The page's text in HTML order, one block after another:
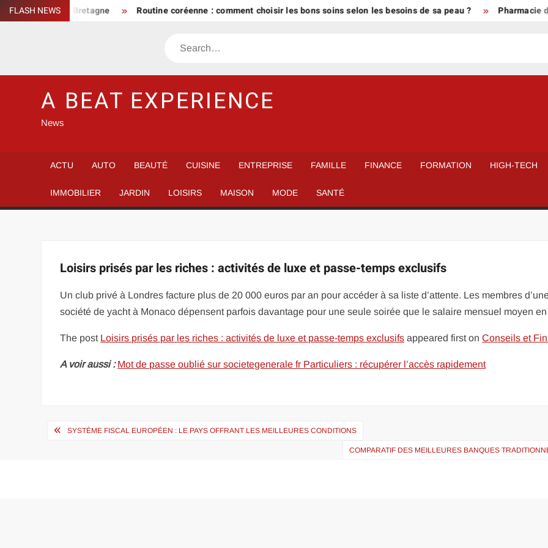
Skip
to
FLASH NEWS
inoubliable en Bretagne Routine coréenne : comment choisir les bons soins selon les besoins de sa peau ? Pharmacie
Search
A BEAT EXPERIENCE
News
ACTU AUTO BEAUTÉ CUISINE ENTREPRISE FAMILLE FINANCE FORMATION HIGH-TECH
IMMOBILIER JARDIN LOISIRS MAISON MODE SANTÉ
Loisirs prisés par les riches : activités de luxe et passe-temps exclusifs
Un club privé à Londres facture plus de 20 000 euros par an pour accéder à sa liste d’attente. Les membres
société de yacht à Monaco dépensent parfois davantage pour une seule soirée que le salaire mensuel moyen
The post Loisirs prisés par les riches : activités de luxe et passe-temps exclusifs appeared first onConseils et
A voir aussi : Mot de passe oublié sur societegenerale fr Particuliers : récupérer l’accès rapidement
Navigation
SYSTÈME FISCAL EUROPÉEN : LE PAYS OFFRANT LES MEILLEURES CONDITIONS
COMPARATIF DES MEILLEURES BANQUES